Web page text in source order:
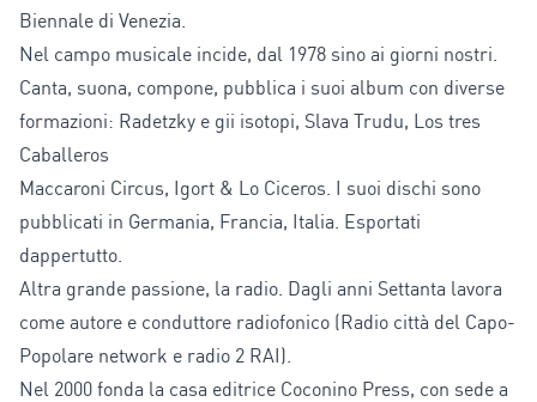
Biennale di Venezia.
Nel campo musicale incide, dal 1978 sino ai giorni nostri.
Canta, suona, compone, pubblica i suoi album con diverse
formazioni: Radetzky e gii isotopi, Slava Trudu, Los tres
Caballeros
Maccaroni Circus, Igort & Lo Ciceros. I suoi dischi sono
pubblicati in Germania, Francia, Italia. Esportati
dappertutto.
Altra grande passione, la radio. Dagli anni Settanta lavora
come autore e conduttore radiofonico (Radio città del Capo-
Popolare network e radio 2 RAI).
Nel 2000 fonda la casa editrice Coconino Press, con sede a